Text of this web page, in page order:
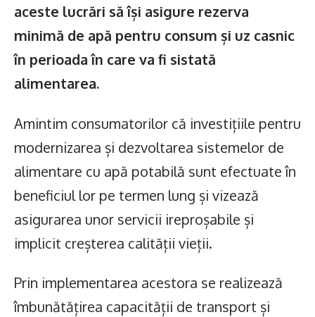
aceste lucrări să își asigure rezerva
minimă de apă pentru consum și uz casnic
în perioada în care va fi sistată
alimentarea.
Amintim consumatorilor că investițiile pentru
modernizarea și dezvoltarea sistemelor de
alimentare cu apă potabilă sunt efectuate în
beneficiul lor pe termen lung și vizează
asigurarea unor servicii ireproșabile și
implicit creșterea calității vieții.
Prin implementarea acestora se realizează
îmbunătățirea capacității de transport și